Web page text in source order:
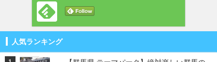
人気ランキング